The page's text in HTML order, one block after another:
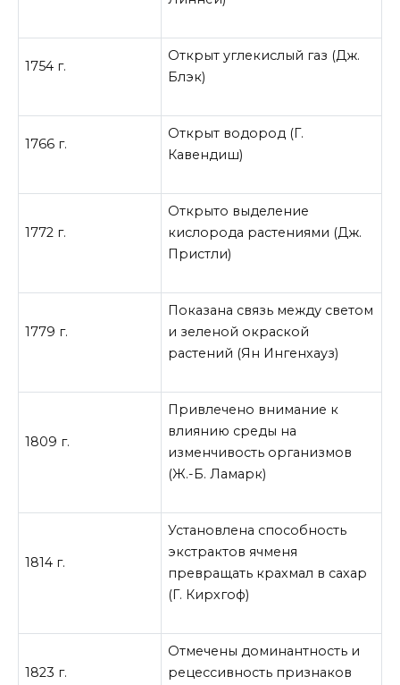
1754 г.
Открыт углекислый газ (Дж.
Блэк)
1766 г.
Открыт водород (Г.
Кавендиш)
1772 г.
Открыто выделение
кислорода растениями (Дж.
Пристли)
1779 г.
Показана связь между светом
и зеленой окраской
растений (Ян Ингенхауз)
1809 г.
Привлечено внимание к
влиянию среды на
изменчивость организмов
(Ж.-Б. Ламарк)
1814 г.
Установлена способность
экстрактов ячменя
превращать крахмал в сахар
(Г. Кирхгоф)
1823 г.
Отмечены доминантность и
рецессивность признаков